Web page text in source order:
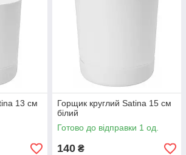
13 см
Горщик круглий Satina 15 см
білий
Готово до відправки 1 од.
140 ₴